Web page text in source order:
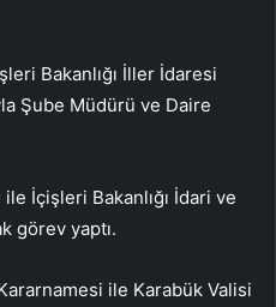
Bakanlığı İller İdaresi
Şube Müdürü ve Daire
İçişleri Bakanlığı İdari ve
görev yaptı.
ile Karabük Valisi